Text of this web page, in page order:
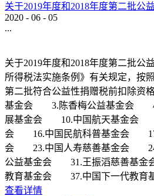
关于2019年度和2018年度第二批公
2020 - 06 - 05
...
关于2019年度和2018年度第二批
所得税法实施条例》有关规定，按
第二批符合公益性捐赠税前扣除
基金会 3.陈香梅公益基金会
展基金会 10.中国航天基金会
会 16.中国民航科普基金会
会 23.中国人寿慈善基金会
公益基金会 31.王振滔慈善基
教育基金会 37.中国下一代教
查看详情